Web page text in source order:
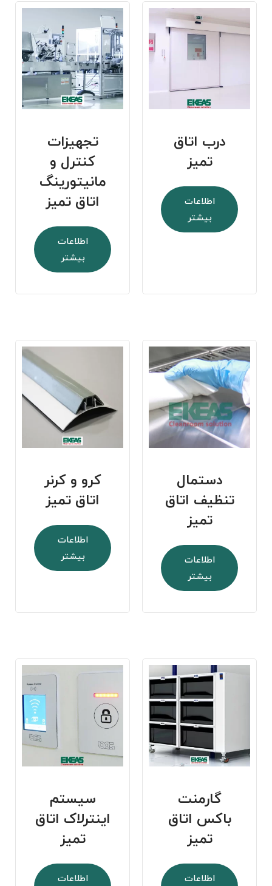
درب اتاق
تمیز
اطلاعات
بیشتر
تجهیزات
کنترل و
مانیتورینگ
اتاق تمیز
اطلاعات
بیشتر
دستمال
تنظیف اتاق
تمیز
اطلاعات
بیشتر
کرو و کرنر
اتاق تمیز
اطلاعات
بیشتر
گارمنت
باکس اتاق
تمیز
اطلاعات
سیستم
اینترلاک اتاق
تمیز
اطلاعات